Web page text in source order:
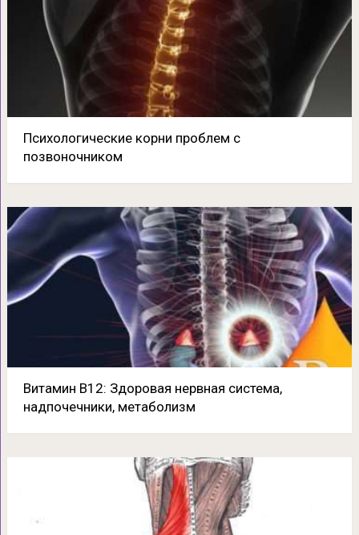
Психологические корни проблем с
позвоночником
Витамин В12: Здоровая нервная система,
надпочечники, метаболизм